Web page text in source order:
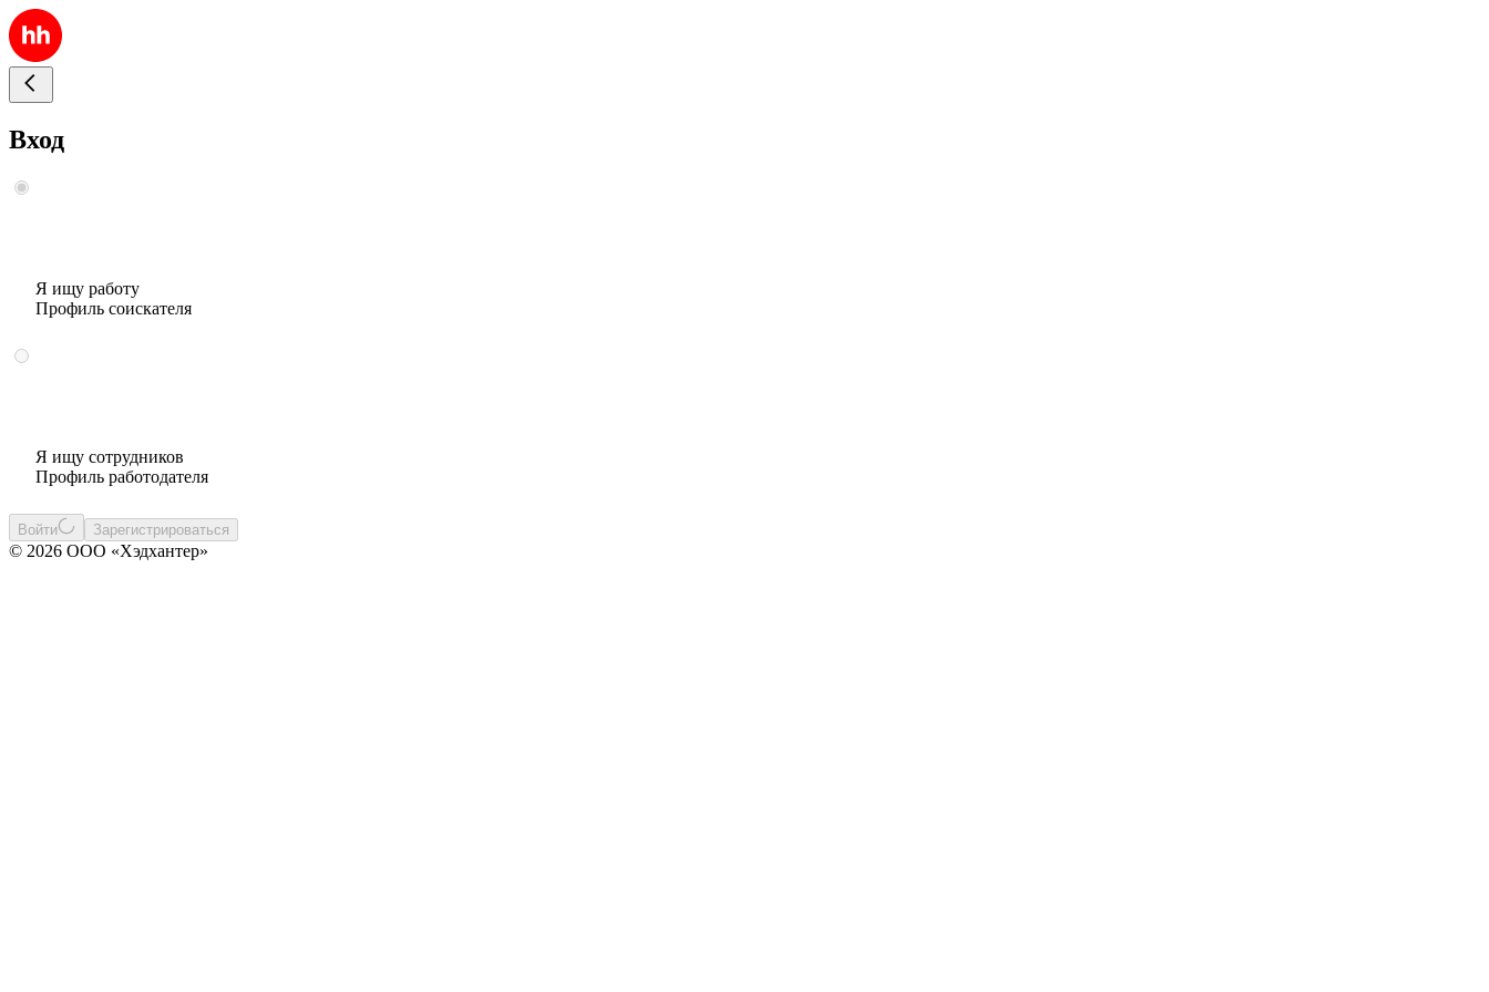
Вход
Я ищу работу
Профиль соискателя
Я ищу сотрудников
Профиль работодателя
Войти Зарегистрироваться
© 2026 ООО «Хэдхантер»